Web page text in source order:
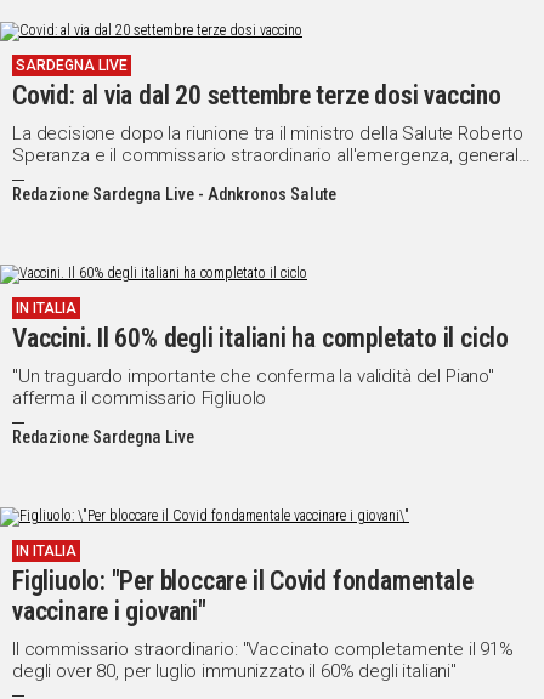
SARDEGNA LIVE
Covid: al via dal 20 settembre terze dosi vaccino
La decisione dopo la riunione tra il ministro della Salute Roberto
Speranza e il commissario straordinario all'emergenza, generale
Francesco Paolo Figliuolo
Redazione Sardegna Live - Adnkronos Salute
IN ITALIA
Vaccini. Il 60% degli italiani ha completato il ciclo
"Un traguardo importante che conferma la validità del Piano"
afferma il commissario Figliuolo
Redazione Sardegna Live
IN ITALIA
Figliuolo: "Per bloccare il Covid fondamentale
vaccinare i giovani"
Il commissario straordinario: "Vaccinato completamente il 91%
degli over 80, per luglio immunizzato il 60% degli italiani"